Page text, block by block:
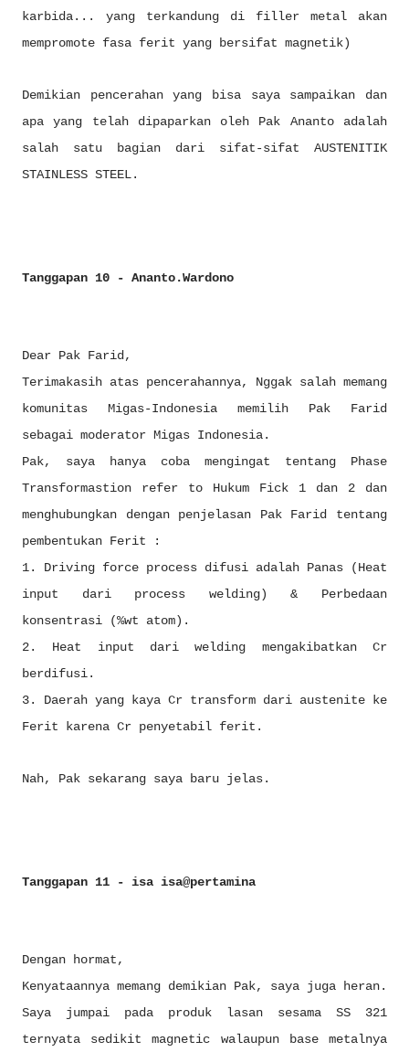
karbida... yang terkandung di filler metal akan
mempromote fasa ferit yang bersifat magnetik)
Demikian pencerahan yang bisa saya sampaikan dan
apa yang telah dipaparkan oleh Pak Ananto adalah
salah satu bagian dari sifat-sifat AUSTENITIK
STAINLESS STEEL.
Tanggapan 10 - Ananto.Wardono
Dear Pak Farid,
Terimakasih atas pencerahannya, Nggak salah memang
komunitas Migas-Indonesia memilih Pak Farid
sebagai moderator Migas Indonesia.
Pak, saya hanya coba mengingat tentang Phase
Transformastion refer to Hukum Fick 1 dan 2 dan
menghubungkan dengan penjelasan Pak Farid tentang
pembentukan Ferit :
1. Driving force process difusi adalah Panas (Heat
input dari process welding) & Perbedaan
konsentrasi (%wt atom).
2. Heat input dari welding mengakibatkan Cr
berdifusi.
3. Daerah yang kaya Cr transform dari austenite ke
Ferit karena Cr penyetabil ferit.
Nah, Pak sekarang saya baru jelas.
Tanggapan 11 - isa isa@pertamina
Dengan hormat,
Kenyataannya memang demikian Pak, saya juga heran.
Saya jumpai pada produk lasan sesama SS 321
ternyata sedikit magnetic walaupun base metalnya